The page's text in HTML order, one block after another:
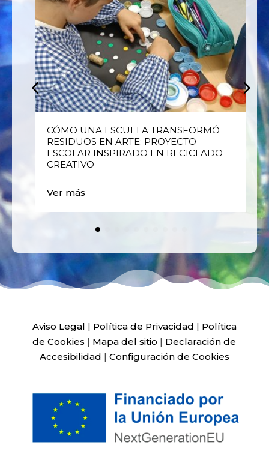
CÓMO UNA ESCUELA TRANSFORMÓ
RESIDUOS EN ARTE: PROYECTO
ESCOLAR INSPIRADO EN RECICLADO
CREATIVO
Ver más
Aviso Legal | Política de Privacidad | Política
de Cookies | Mapa del sitio | Declaración de
Accesibilidad | Configuración de Cookies